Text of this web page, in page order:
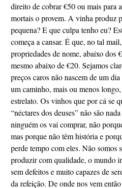
direito de cobrar €50 ou mais para
mortais o provem. A vinha produz
pequena? E que culpa tenho eu?
começa a cansar. É que, no tal
propriedades de nome, abaixo dos
mesmo abaixo de €20. Sejamos
preços caros não nascem de um
um caminho, mais ou menos
estrelato. Os vinhos que por cá se
“néctares dos deuses” não são
ninguém os vai comprar, não
mas porque não têm história e
perde tempo com eles. Não somos
produzir com qualidade, o mundo
sem defeitos e muito capazes de
da refeição. De onde nos vem